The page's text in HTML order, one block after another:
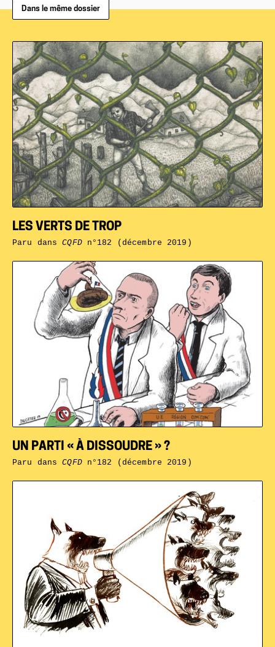
Dans le même dossier
UN PARTI « À DISSOUDRE » ?
Paru dansCQFDn°182 (décembre 2019)
LES VERTS DE TROP
Paru dansCQFDn°182 (décembre 2019)